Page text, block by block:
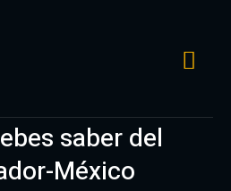
saber del
México